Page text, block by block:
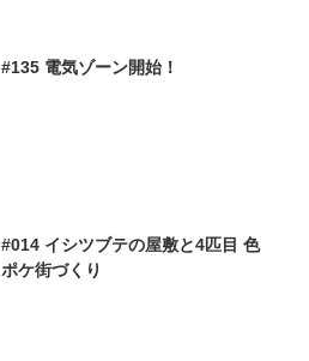
#135 電気ゾーン開始！
#014 イシツブテの屋敷と4匹目 色
ポケ街づくり